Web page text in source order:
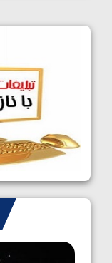
کشتی آزاد
ایران
1405/05/08
کشتی فرنگی
سوم برای
1405/05/07
ایران چشم
کشتی فرنگی
1405/05/06